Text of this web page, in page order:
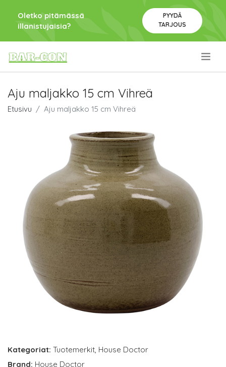
Oletko pitämässä
illanistujaisia?
PYYDÄ
TARJOUS
Aju maljakko 15 cm Vihreä
Etusivu Aju maljakko 15 cm Vihreä
Kategoriat: Tuotemerkit, House Doctor
Brand: House Doctor